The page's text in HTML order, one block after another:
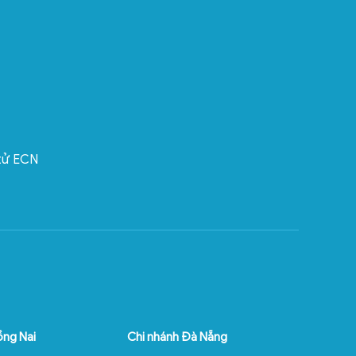
ECN
Nai Chi nhánh Đà Nẵng